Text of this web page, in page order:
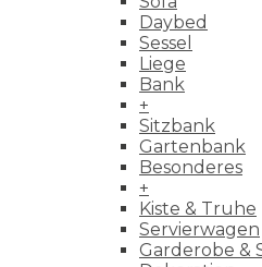
Daybed
Sessel
Liege
Bank
+
Sitzbank
Gartenbank
Besonderes
+
Kiste & Truhe
Servierwagen
Garderobe &